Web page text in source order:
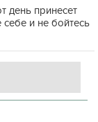
день принесет
и не бойтесь